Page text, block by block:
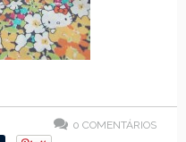
0 COMENTÁRIOS